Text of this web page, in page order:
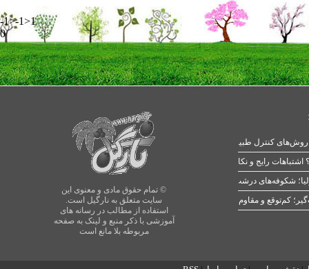
-1>-1>1
0
© تمام حقوق مادی و معنوی این
سایت متعلق به نارگیل است.
استفاده از مطالب در رسانه های
آموزشی با ذکر منبع و لینک به صفحه
مربوطه بلا مانع است
رایج و نکات طلایی
شکوفه‌های درشت در بهار